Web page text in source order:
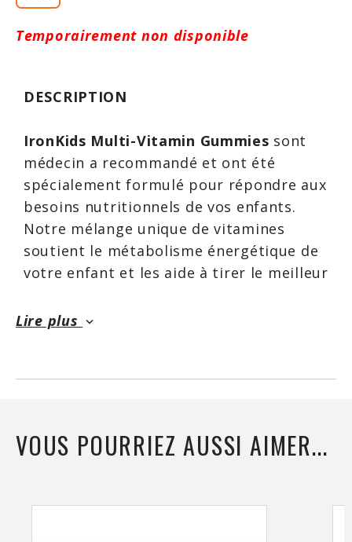
Temporairement non disponible
DESCRIPTION
IronKids Multi-Vitamin Gummies sont
médecin a recommandé et ont été
spécialement formulé pour répondre aux
besoins nutritionnels de vos enfants.
Notre mélange unique de vitamines
soutient le métabolisme énergétique de
votre enfant et les aide à tirer le meilleur
édulcorants artificiels ni colorants
prendre leurs vitamines quotidiennes.
cadre naturel du numéro de produit de
Lire plus keyboard_arrow_down
VOUS POURRIEZ AUSSI AIMER...